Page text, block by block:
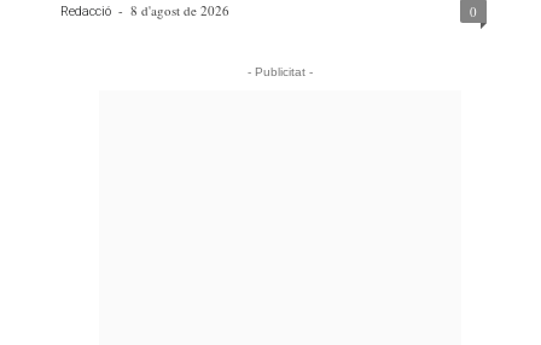
Redacció - 8 d'agost de 2026 0
- Publicitat -